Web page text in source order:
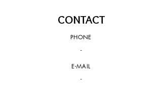
PHONE
-
E-MAIL
-
CONTACT